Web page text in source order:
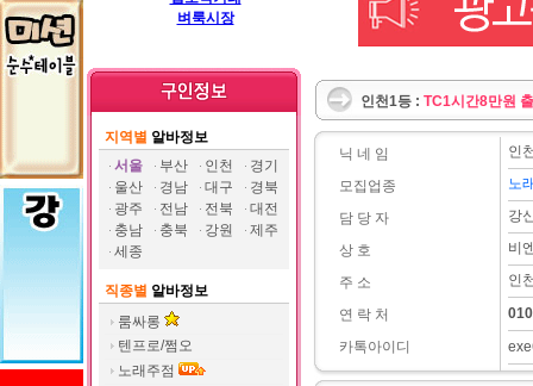
벼룩시장
지역별 알바정보
서울
부산 인천
경기
울산
경남 대구
경북
광주
전남 전북
대전
충남
충북 강원
제주
세종
직종별 알바정보
룸싸롱
텐프로/쩜오
노래주점
인천1등 : TC1시간8만원
닉 네 임
모집업종
담 당 자
상 호
주 소
연 락 처
카톡아이디
인
노
강
비
인